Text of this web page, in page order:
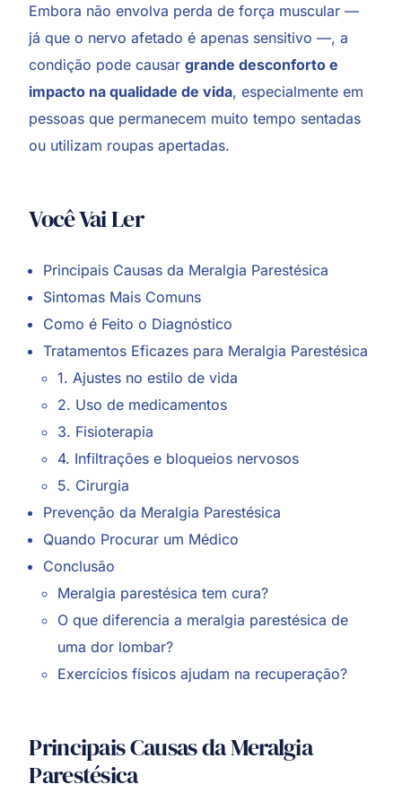
Embora não envolva perda de força muscular —
já que o nervo afetado é apenas sensitivo —, a
condição pode causargrande desconforto e
impacto na qualidade de vida, especialmente em
pessoas que permanecem muito tempo sentadas
ou utilizam roupas apertadas.
Você Vai Ler
Principais Causas da Meralgia Parestésica
Sintomas Mais Comuns
Como é Feito o Diagnóstico
Tratamentos Eficazes para Meralgia Parestésica
1. Ajustes no estilo de vida
2. Uso de medicamentos
3. Fisioterapia
4. Infiltrações e bloqueios nervosos
5. Cirurgia
Prevenção da Meralgia Parestésica
Quando Procurar um Médico
Conclusão
Meralgia parestésica tem cura?
O que diferencia a meralgia parestésica de
uma dor lombar?
Exercícios físicos ajudam na recuperação?
Principais Causas da Meralgia
Parestésica